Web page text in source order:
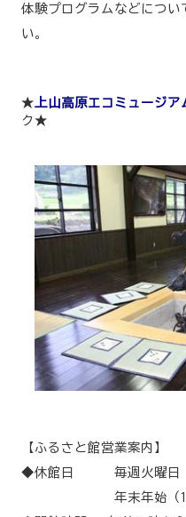
体験プログラムなどについ
い。
★上山高原エコミュージア
ク★
【ふるさと館営業案内】
◆休館日 毎週火曜日 （
年末年始（12/